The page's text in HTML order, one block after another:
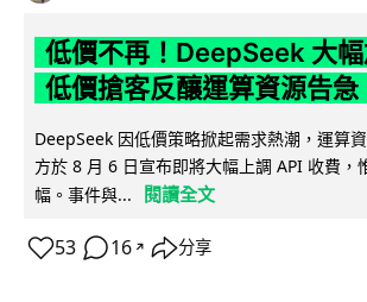
低價不再！DeepSeek 大
低價搶客反釀運算資源告急
DeepSeek 因低價策略掀起需求熱潮，運算
方於 8 月 6 日宣布即將大幅上調 API 收費，
幅。事件與...
閱讀全文
53 16 ↗ 分享